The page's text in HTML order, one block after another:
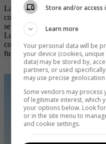
La relación entre Antoine
con la selección francesa, ya
selección ganadora de la Copa
Luego se unieron en el Atlético
conexión francesa a la capital
fuera del campo.
Store and/or
Learn more
Your personal data will be
your device (cookies,
data) may be stored by,
partners, or used
may use precise
Some vendors may
of legitimate interest, which
your options below. Look
or in the site menu to
and cookie settings.